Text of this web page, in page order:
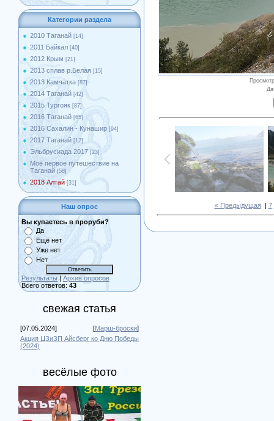
Категории раздела
2010 Таганай [14]
2011 Байкал [40]
2012 Крым [21]
2013 сплав р.Белая [15]
2013 Камчатка [87]
2014 Таганай [42]
2015 Тургояк [87]
2016 Таганай [65]
2016 Сахалин - Кунашир [94]
2017 Таганай [12]
Эльбрусиада 2017 [23]
Моё первое путешествие на
Таганай [58]
2018 Алтай [31]
Наш опрос
Вы купаетесь в проруби?
Да
Ещё нет
Уже нет
Нет
Результаты | Архив опросов
Всего ответов: 43
свежая статья
[07.05.2024] [Марш-броски]
Акция ЦЗиЗП Айсберг ко Дню Победы
(2024)
весёлые фото
« Предыдущая| 7